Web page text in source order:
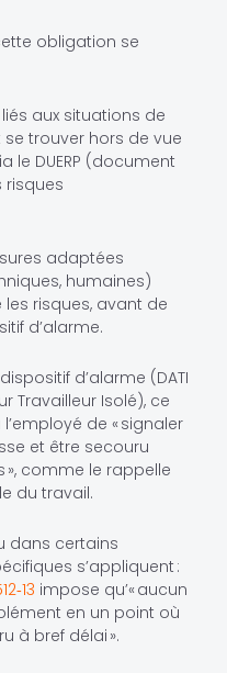
obligation se
aux situations de
trouver hors de vue
le DUERP (document
risques
adaptées
humaines)
risques, avant de
d’alarme.
d’alarme (DATI
Travailleur Isolé), ce
de « signaler
et être secouru
», comme le rappelle
du travail.
dans certains
s’appliquent :
impose qu’« aucun
en un point où
à bref délai ».